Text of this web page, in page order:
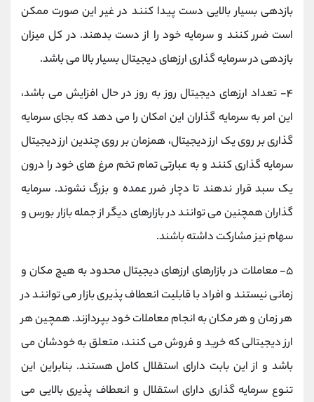
بازدهی بسیار بالایی دست پیدا کنند در غیر این صورت ممکن
است ضرر کنند و سرمایه خود را از دست بدهند. در کل میزان
بازدهی در سرمایه گذاری ارزهای دیجیتال بسیار بالا می باشد.
۴- تعداد ارزهای دیجیتال روز به روز در حال افزایش می باشد،
این امر به سرمایه گذاران این امکان را می دهد که بجای سرمایه
گذاری بر روی یک ارز دیجیتال، همزمان بر روی چندین ارز دیجیتال
سرمایه گذاری کنند و به عبارتی تمام تخم مرغ های خود را درون
یک سبد قرار ندهند تا دچار ضرر عمده و بزرگ نشوند. سرمایه
گذاران همچنین می توانند در بازارهای دیگر از جمله بازار بورس و
سهام نیز مشارکت داشته باشند.
۵- معاملات در بازارهای ارزهای دیجیتال محدود به هیچ مکان و
زمانی نیستند و افراد با قابلیت انعطاف پذیری بازار می توانند در
هر زمان و هر مکان به انجام معاملات خود بپردازند. همچین هر
ارز دیجیتالی که خرید و فروش می کنند، متعلق به خودشان می
باشد و از این بابت دارای استقلال کامل هستند. بنابراین این
تنوع سرمایه گذاری دارای استقلال و انعطاف پذیری بالایی می